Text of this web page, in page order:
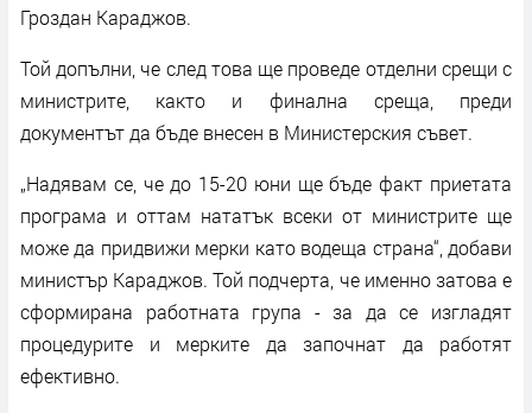
Гроздан Караджов.
Той допълни, че след това ще проведе отделни срещи с
министрите, както и финална среща, преди
документът да бъде внесен в Министерския съвет.
„Надявам се, че до 15-20 юни ще бъде факт приетата
програма и оттам нататък всеки от министрите ще
може да придвижи мерки като водеща страна“, добави
министър Караджов. Той подчерта, че именно затова е
сформирана работната група - за да се изгладят
процедурите и мерките да започнат да работят
ефективно.